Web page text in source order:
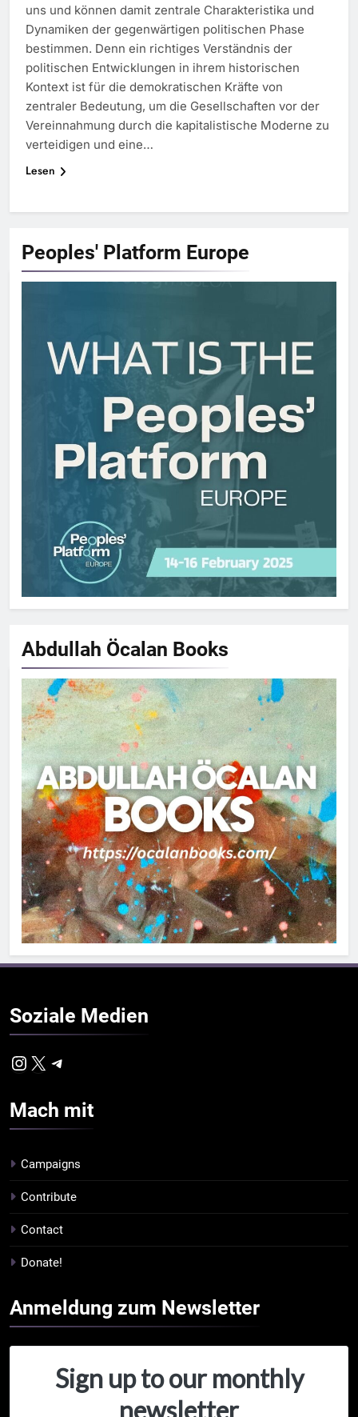
uns und können damit zentrale Charakteristika und
Dynamiken der gegenwärtigen politischen Phase
bestimmen. Denn ein richtiges Verständnis der
politischen Entwicklungen in ihrem historischen
Kontext ist für die demokratischen Kräfte von
zentraler Bedeutung, um die Gesellschaften vor der
Vereinnahmung durch die kapitalistische Moderne zu
verteidigen und eine…
Lesen
Peoples' Platform Europe
Abdullah Öcalan Books
Soziale Medien
Instagram
Mach mit
Campaigns
Contribute
Contact
Donate!
Anmeldung zum Newsletter
Sign up to our monthly
newsletter